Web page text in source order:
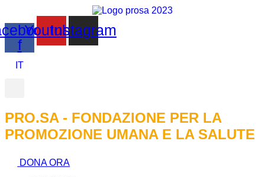
f
YoutubeInstagram
IT
PRO.SA - FONDAZIONE PER LA
PROMOZIONE UMANA E LA SALUTE
DONA ORA